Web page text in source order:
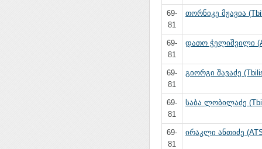
69-
81
თორნიკე მჟავია
69-
81
დათო ჭელიშვილი
69-
81
გიორგი შავაძე
69-
81
საბა ლობილაძე
69-
81
ირაკლი ანთიძე